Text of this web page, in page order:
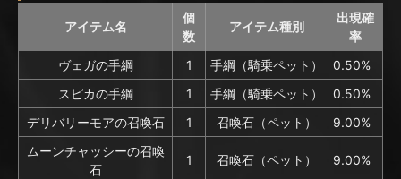
アイテム名
個
数
アイテム種別
出現確
率
ヴェガの手綱
1 手綱（騎乗ペット）
0.50%
スピカの手綱
1 手綱（騎乗ペット）
0.50%
デリバリーモアの召喚石
1 召喚石（ペット）
9.00%
ムーンチャッシーの召喚
石
1 召喚石（ペット） 9.00%